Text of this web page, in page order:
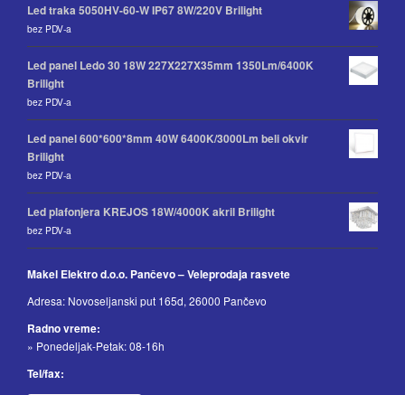
Led traka 5050HV-60-W IP67 8W/220V Brilight
bez PDV-a
Led panel Ledo 30 18W 227X227X35mm 1350Lm/6400K
Brilight
bez PDV-a
Led panel 600*600*8mm 40W 6400K/3000Lm beli okvir
Brilight
bez PDV-a
Led plafonjera KREJOS 18W/4000K akril Brilight
bez PDV-a
Makel Elektro d.o.o. Pančevo – Veleprodaja rasvete
Adresa: Novoseljanski put 165d, 26000 Pančevo
Radno vreme:
» Ponedeljak-Petak: 08-16h
Tel/fax: